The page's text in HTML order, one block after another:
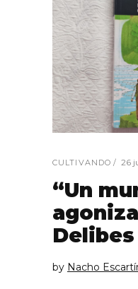
CULTIVANDO 26
“Un
Delibes
by Nacho